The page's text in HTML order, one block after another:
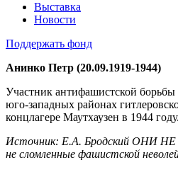
Выставка
Новости
Поддержать фонд
Анинко Петр (20.09.1919-1944)
Участник антифашистской
юго-западных районах
концлагере Маутхаузен в 1944 году.
Источник: Е.А. Бродский ОНИ
не сломленные фашистской